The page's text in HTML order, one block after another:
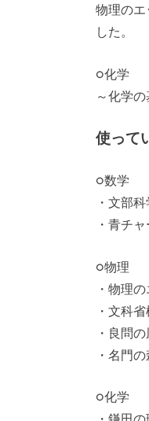
物理のエ
した。
○化学
～化学
使って
○数学
・文部
・青チ
○物理
・物理
・文科
・良問
・名門
○化学